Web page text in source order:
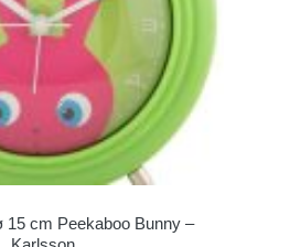
15 cm Peekaboo Bunny –